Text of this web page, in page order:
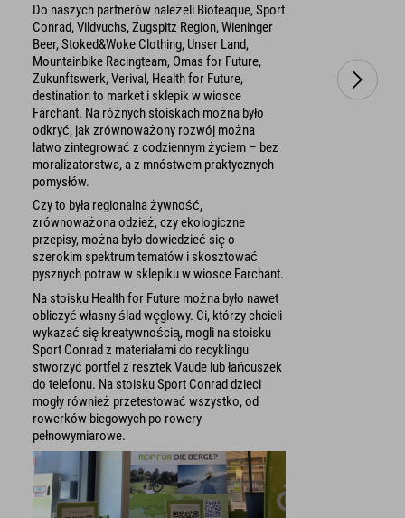
Do naszych partnerów należeli Bioteaque, Sport
Conrad, Vildvuchs, Zugspitz Region, Wieninger
Beer, Stoked&Woke Clothing, Unser Land,
Mountainbike Racingteam, Omas for Future,
Zukunftswerk, Verival, Health for Future,
destination to market i sklepik w wiosce
Farchant. Na różnych stoiskach można było
odkryć, jak zrównoważony rozwój można
łatwo zintegrować z codziennym życiem – bez
moralizatorstwa, a z mnóstwem praktycznych
pomysłów.
Czy to była regionalna żywność,
zrównoważona odzież, czy ekologiczne
przepisy, można było dowiedzieć się o
szerokim spektrum tematów i skosztować
pysznych potraw w sklepiku w wiosce Farchant.
Na stoisku Health for Future można było nawet
obliczyć własny ślad węglowy. Ci, którzy chcieli
wykazać się kreatywnością, mogli na stoisku
Sport Conrad z materiałami do recyklingu
stworzyć portfel z resztek Vaude lub łańcuszek
do telefonu. Na stoisku Sport Conrad dzieci
mogły również przetestować wszystko, od
rowerków biegowych po rowery
pełnowymiarowe.